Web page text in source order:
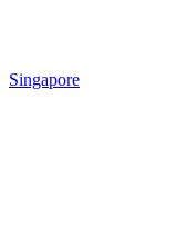
Singapore